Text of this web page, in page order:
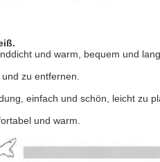
und warm, bequem und
zu entfernen.
einfach und schön, leicht zu
und warm.